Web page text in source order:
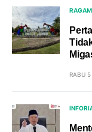
RAGAM
RABU